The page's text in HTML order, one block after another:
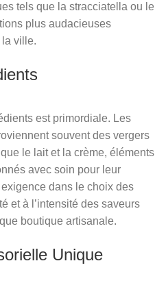
tels que la stracciatella ou le
plus audacieuses
la ville.
est primordiale. Les
souvent des vergers
le lait et la crème, éléments
avec soin pour leur
dans le choix des
et à l’intensité des saveurs
boutique artisanale.
Unique